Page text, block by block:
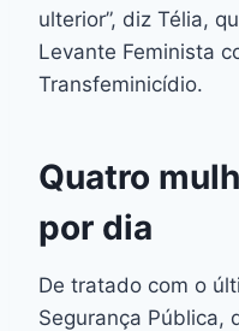
ulterior”, diz Télia,
Levante Feminista
Transfeminicídio.
Quatro
por dia
De tratado com o
Segurança Pública,